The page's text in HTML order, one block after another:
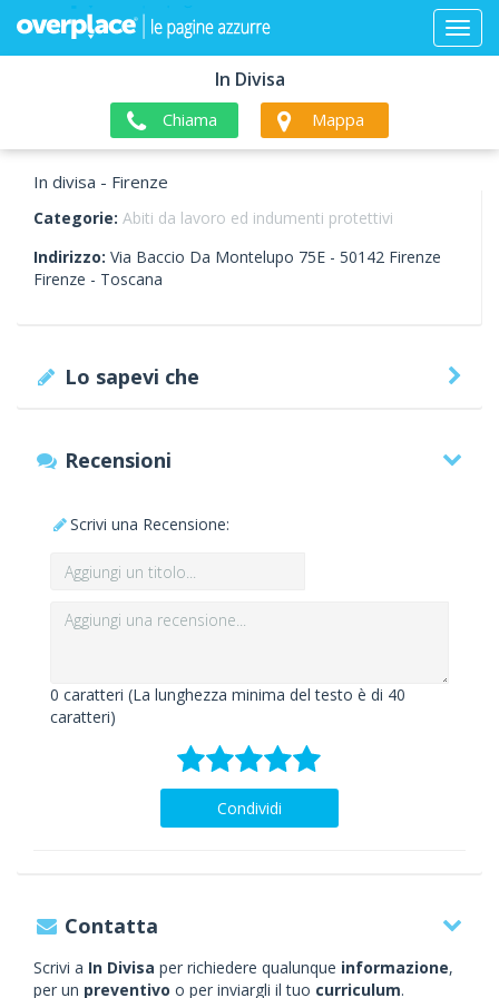
In Divisa
Chiama Mappa
In divisa - Firenze
Categorie: Abiti da lavoro ed indumenti protettivi
Indirizzo: Via Baccio Da Montelupo 75E - 50142 Firenze
Firenze - Toscana
Lo sapevi che
Recensioni
Scrivi una Recensione:
0 caratteri (La lunghezza minima del testo è di 40
caratteri)
Condividi
Contatta
Scrivi a In Divisa per richiedere qualunque informazione,
per un preventivo o per inviargli il tuo curriculum.